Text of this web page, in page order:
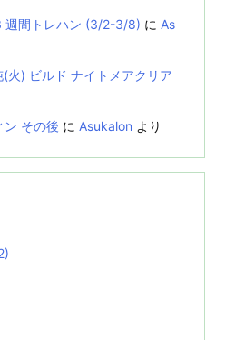
週間トレハン (3/2-3/8) に As
火) ビルド ナイトメアクリア
ン その後 に Asukalon より